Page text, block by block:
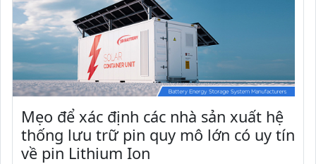
Mẹo để xác định các nhà sản xuất hệ
thống lưu trữ pin quy mô lớn có uy tín
về pin Lithium Ion